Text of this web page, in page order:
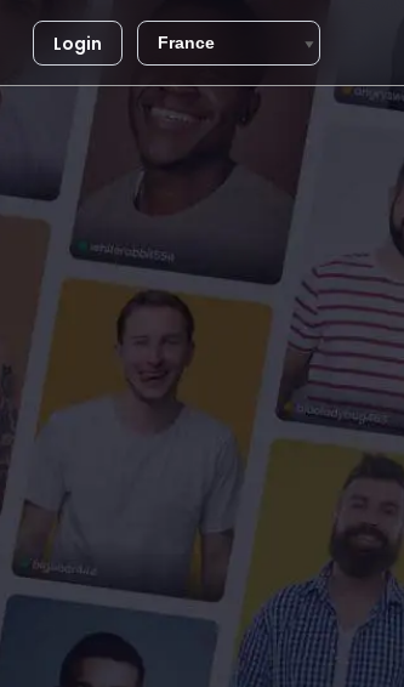
Login